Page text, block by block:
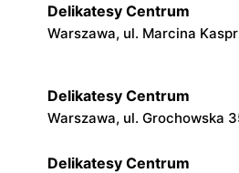
Delikatesy Centrum
Warszawa, ul. Marcina
Delikatesy Centrum
Warszawa, ul. Grochowska
Delikatesy Centrum